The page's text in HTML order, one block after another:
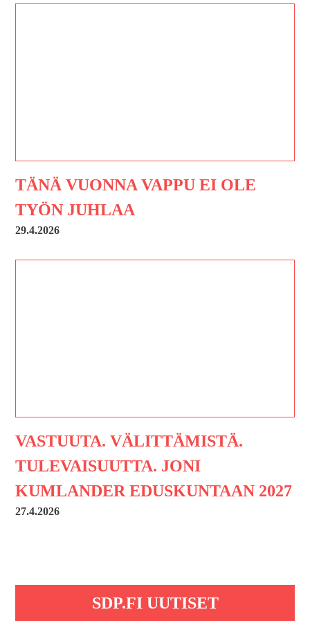
TÄNÄ VUONNA VAPPU EI OLE
TYÖN JUHLAA
29.4.2026
VASTUUTA. VÄLITTÄMISTÄ.
TULEVAISUUTTA. JONI
KUMLANDER EDUSKUNTAAN 2027
27.4.2026
SDP.FI UUTISET